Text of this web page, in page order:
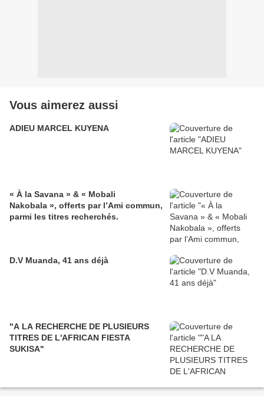
Vous aimerez aussi
ADIEU MARCEL KUYENA
« À la Savana » & « Mobali
Nakobala », offerts par l’Ami commun,
parmi les titres recherchés.
D.V Muanda, 41 ans déjà
"A LA RECHERCHE DE PLUSIEURS
TITRES DE L'AFRICAN FIESTA
SUKISA"